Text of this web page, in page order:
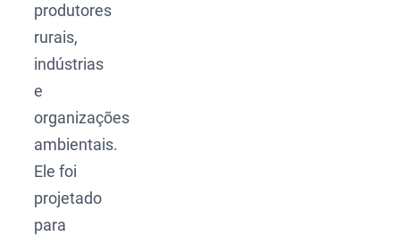
produtores
rurais,
indústrias
e
organizações
ambientais.
Ele foi
projetado
para